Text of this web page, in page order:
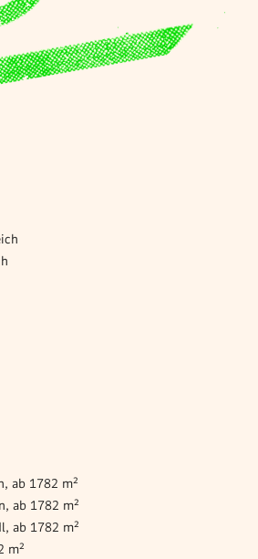
ab 1782 m²
ab 1782 m²
ab 1782 m²
m²